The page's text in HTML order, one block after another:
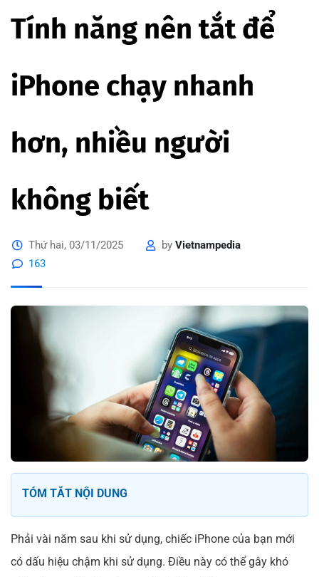
Tính năng nên tắt để
iPhone chạy nhanh
hơn, nhiều người
không biết
Thứ hai, 03/11/2025 by Vietnampedia
163
TÓM TẮT NỘI DUNG
Phải vài năm sau khi sử dụng, chiếc iPhone của bạn mới
có dấu hiệu chậm khi sử dụng. Điều này có thể gây khó